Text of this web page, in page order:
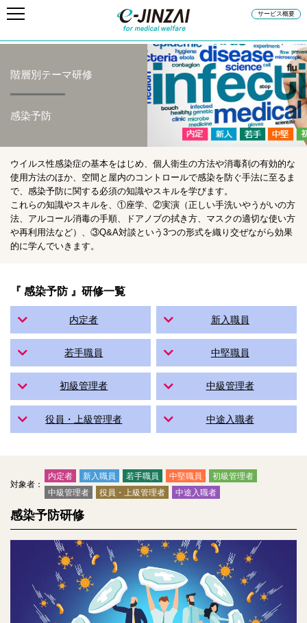
サービス概要
階層別テーマ研修
感染予防
ウイルス性感染症の基本をはじめ、個人衛生の方法や消毒剤の有効的な
使用方法のほか、空間と屋内のコントロールで感染を防ぐ手法に至るま
で、感染予防に関する必須の知識やスキルを学びます。
これらの知識やスキルを、①座学、②実演（正しい手洗いやうがいの方
法、アルコール消毒の手順、ドアノブの拭き方、マスクの適切な使い方
や再利用法など）、③Q&A対談という3つの形式を織り交ぜながら効果
的に学んでいきます。
『 感染予防 』研修一覧
内定者 新入職員
若手職員 中堅職員
初級管理者 中級管理者
役員・上級管理者 中途入職者
感染予防研修
対象者：
内定者 新入職員 若手職員 中堅職員
初級管理者
中級管理者
役員・上級管理者 中途入職者